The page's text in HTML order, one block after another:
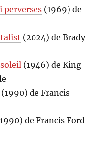
perverses (1969) de
(2024) de Brady
(1946) de King
(1990) de Francis
de Francis Ford